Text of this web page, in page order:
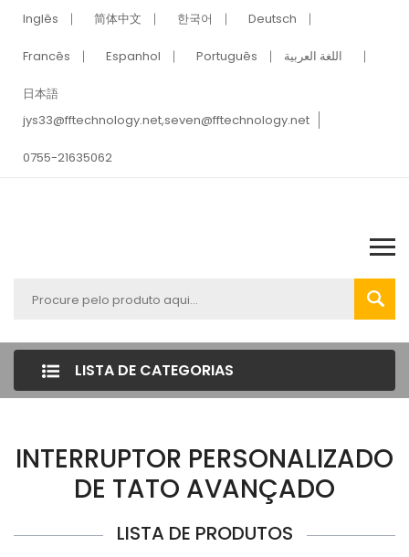
Inglês 简体中文 한국어 Deutsch
Francês Espanhol Português اللغة العربية
日本語
jys33@fftechnology.net,seven@fftechnology.net
0755-21635062
LISTA DE CATEGORIAS
INTERRUPTOR PERSONALIZADO
DE TATO AVANÇADO
LISTA DE PRODUTOS